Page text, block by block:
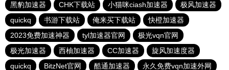
黑豹加速器
CHK下载站 小猫咪ciash加速器
极风加速器
quickq
书游下载站 俺来买下载站
快橙加速器
2023免费加速神器
tyl加速器官网
极光vqn官网
极光加速器
西柚加速器 CC加速器
旋风加速度器
quickq
BitzNet官网 酷通加速器 永久免费vqn加速外网